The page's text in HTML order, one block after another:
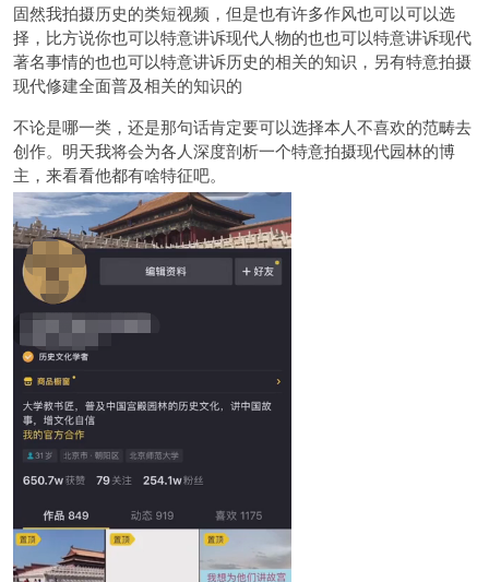
固然我拍摄历史的类短视频，但是也有许多作风也可以可以选
择，比方说你也可以特意讲诉现代人物的也也可以特意讲诉现代
著名事情的也也可以特意讲诉历史的相关的知识，另有特意拍摄
现代修建全面普及相关的知识的
不论是哪一类，还是那句话肯定要可以选择本人不喜欢的范畴去
创作。明天我将会为各人深度剖析一个特意拍摄现代园林的博
主，来看看他都有啥特征吧。